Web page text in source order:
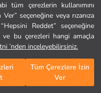
tüm çerezlerin kullanımını
seçeneğine veya rızanıza
Reddet” seçeneğine
ve bu çerezleri hangi amaçla
’nden inceleyebilirsiniz.
Tüm Çerezlere İzin
Ver
1 1868